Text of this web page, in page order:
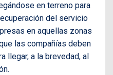
en terreno para
del servicio
en aquellas zonas
las compañías deben
llegar, a la brevedad, al